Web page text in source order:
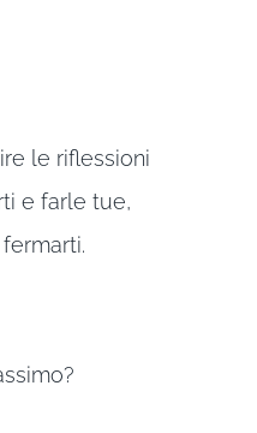
le riflessioni
e farle tue,